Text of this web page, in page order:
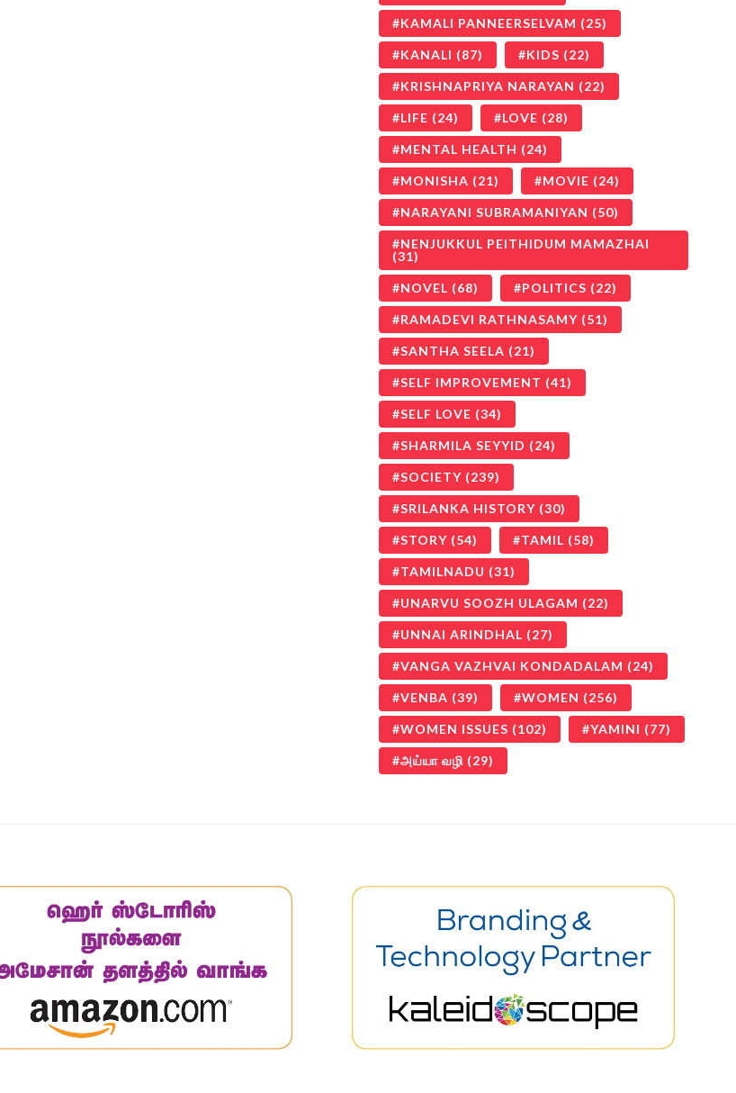
KAMALI PANNEERSELVAM (25)
KANALI (87) KIDS (22)
KRISHNAPRIYA NARAYAN (22)
LIFE (24) LOVE (28)
MENTAL HEALTH (24)
MONISHA (21) MOVIE (24)
NARAYANI SUBRAMANIYAN (50)
NENJUKKUL PEITHIDUM MAMAZHAI
(31)
NOVEL (68) POLITICS (22)
RAMADEVI RATHNASAMY (51)
SANTHA SEELA (21)
SELF IMPROVEMENT (41)
SELF LOVE (34)
SHARMILA SEYYID (24)
SOCIETY (239)
SRILANKA HISTORY (30)
STORY (54) TAMIL (58)
TAMILNADU (31)
UNARVU SOOZH ULAGAM (22)
UNNAI ARINDHAL (27)
VANGA VAZHVAI KONDADALAM (24)
VENBA (39) WOMEN (256)
WOMEN ISSUES (102) YAMINI (77)
அய்யா வழி (29)